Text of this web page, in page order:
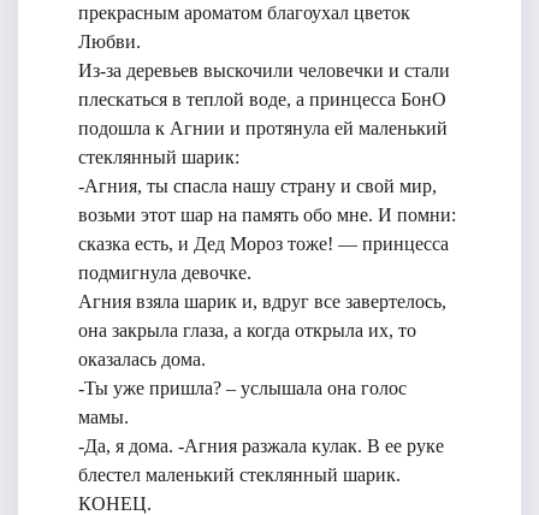
прекрасным ароматом благоухал цветок
Любви.
Из-за деревьев выскочили человечки и стали
плескаться в теплой воде, а принцесса БонО
подошла к Агнии и протянула ей маленький
стеклянный шарик:
-Агния, ты спасла нашу страну и свой мир,
возьми этот шар на память обо мне. И помни:
сказка есть, и Дед Мороз тоже! — принцесса
подмигнула девочке.
Агния взяла шарик и, вдруг все завертелось,
она закрыла глаза, а когда открыла их, то
оказалась дома.
-Ты уже пришла? – услышала она голос
мамы.
-Да, я дома. -Агния разжала кулак. В ее руке
блестел маленький стеклянный шарик.
КОНЕЦ.